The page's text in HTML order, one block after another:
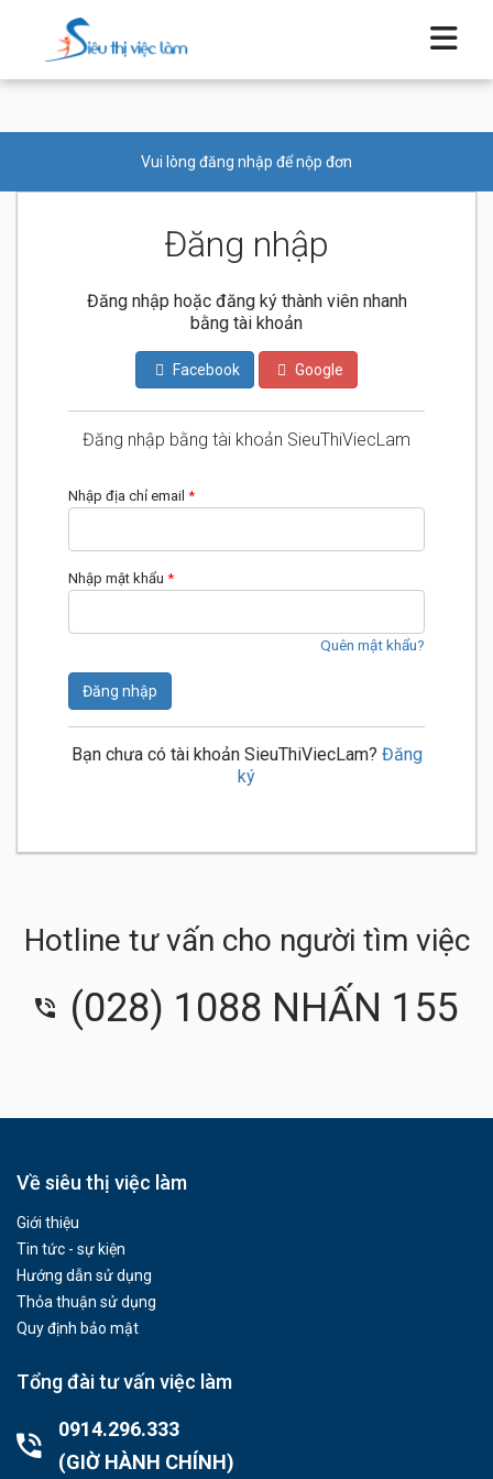
Vui lòng đăng nhập để nộp đơn
Đăng nhập
Đăng nhập hoặc đăng ký thành viên nhanh
bằng tài khoản
Facebook Google
Đăng nhập bằng tài khoản SieuThiViecLam
Nhập địa chỉ email *
Nhập mật khẩu *
Quên mật khẩu?
Đăng nhập
Bạn chưa có tài khoản SieuThiViecLam? Đăng
ký
Hotline tư vấn cho người tìm việc
(028) 1088 NHẤN 155
Về siêu thị việc làm
Giới thiệu
Tin tức - sự kiện
Hướng dẫn sử dụng
Thỏa thuận sử dụng
Quy định bảo mật
Tổng đài tư vấn việc làm
0914.296.333
(GIỜ HÀNH CHÍNH)